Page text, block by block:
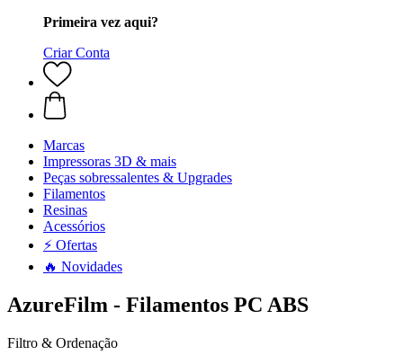
Primeira vez aqui?
Criar Conta
Marcas
Impressoras 3D & mais
Peças sobressalentes & Upgrades
Filamentos
Resinas
Acessórios
⚡ Ofertas
🔥 Novidades
AzureFilm - Filamentos PC ABS
Filtro & Ordenação